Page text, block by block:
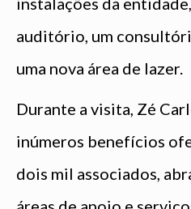
auditório, um
uma nova área de lazer.
Durante a visita, Zé
inúmeros benefícios
dois mil associados,